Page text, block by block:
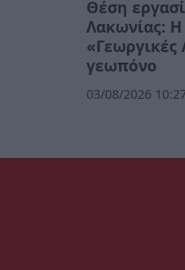
Θέση
Λακωνίας: Η
«Γεωργικές
γεωπόνο
03/08/2026